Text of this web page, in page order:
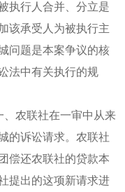
执行人合并、分立是
该承受人为被执行主
问题是本案争议的核
法中有关执行的规
农联社在一审中从来
的诉讼请求。农联社
偿还农联社的贷款本
提出的这项新请求进